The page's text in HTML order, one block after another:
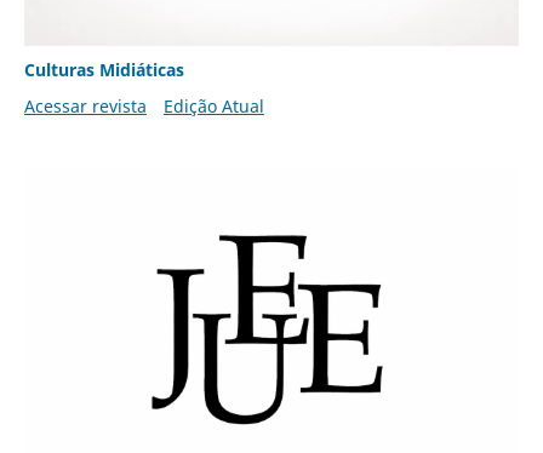
Culturas Midiáticas
Acessar revista
Edição Atual